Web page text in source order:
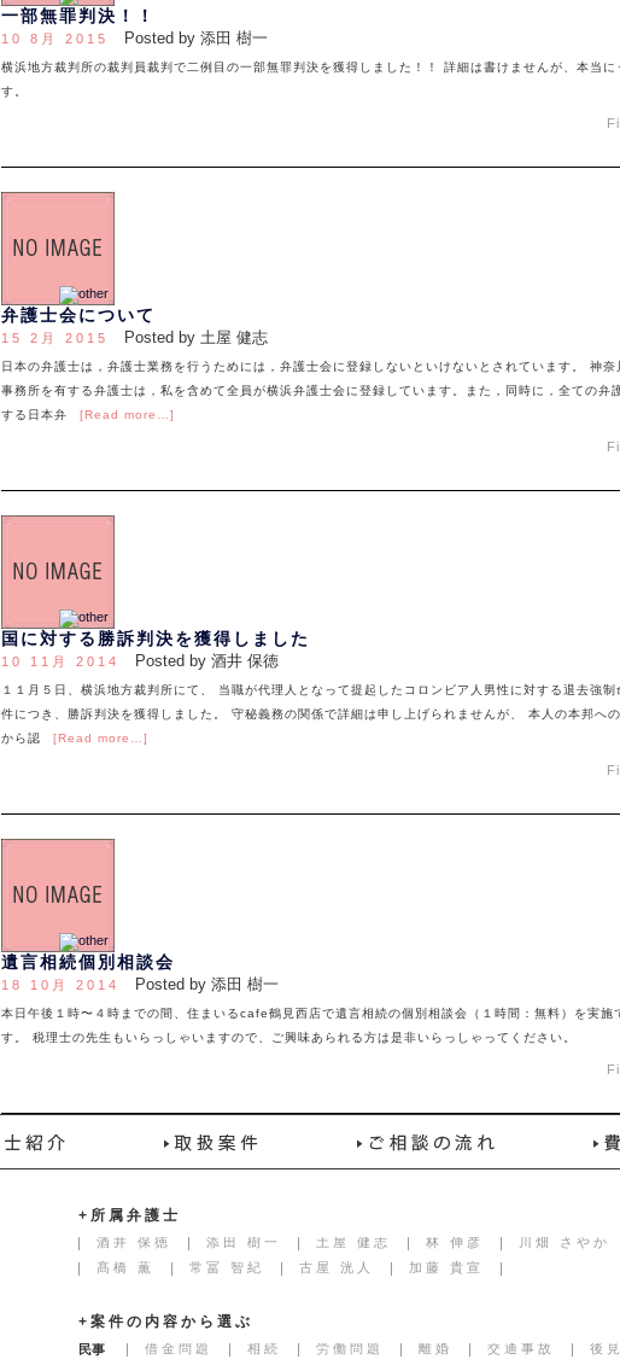
一部無罪判決！！
10 8月 2015 Posted by 添田 樹一
横浜地方裁判所の裁判員裁判で二例目の一部無罪判決を獲得しました！！ 詳細は書けませんが、本当に
す。
弁護士会について
15 2月 2015 Posted by 土屋 健志
日本の弁護士は，弁護士業務を行うためには，弁護士会に登録しないといけないとされています。 神奈
事務所を有する弁護士は，私を含めて全員が横浜弁護士会に登録しています。また，同時に，全ての弁
する日本弁
[Read more…]
国に対する勝訴判決を獲得しました
10 11月 2014 Posted by 酒井 保徳
１１月５日、横浜地方裁判所にて、 当職が代理人となって提起したコロンビア人男性に対する退去強制
件につき、勝訴判決を獲得しました。 守秘義務の関係で詳細は申し上げられませんが、 本人の本邦への
から認
[Read more…]
遺言相続個別相談会
18 10月 2014 Posted by 添田 樹一
本日午後１時〜４時までの間、住まいるcafe鶴見西店で遺言相続の個別相談会（１時間：無料）を実施
す。 税理士の先生もいらっしゃいますので、ご興味あられる方は是非いらっしゃってください。
+所属弁護士
酒井 保徳 添田 樹一 土屋 健志 林 伸彦 川畑 さやか
髙橋 薫
常冨 智紀 古屋 洸人 加藤 貴宣
+案件の内容から選ぶ
民事 借金問題 相続 労働問題 離婚 交通事故 後見